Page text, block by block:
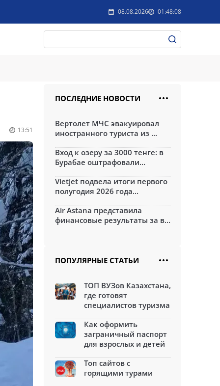
08.08.2026 01:48:08
13:51
ПОСЛЕДНИЕ НОВОСТИ
Вертолет МЧС эвакуировал
иностранного туриста из ...
Вход к озеру за 3000 тенге: в
Бурабае оштрафовали...
Vietjet подвела итоги первого
полугодия 2026 года...
Air Astana представила
финансовые результаты за в...
ПОПУЛЯРНЫЕ СТАТЬИ
ТОП ВУЗов Казахстана,
где готовят
специалистов туризма
Как оформить
заграничный паспорт
для взрослых и детей
Топ сайтов с
горящими турами